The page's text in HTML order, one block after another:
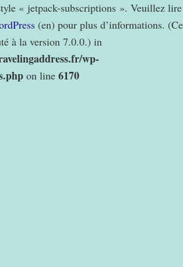
« jetpack-subscriptions ». Veuillez lire
(en) pour plus d’informations. (Ce
à la version 7.0.0.) in
wp-
on line 6170